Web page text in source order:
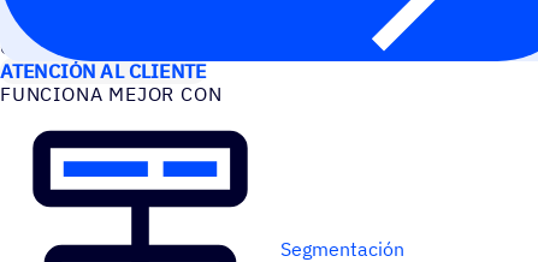
CASOS DE USO
ATENCIÓN AL CLIENTE
FUNCIONA MEJOR CON
Segmentación